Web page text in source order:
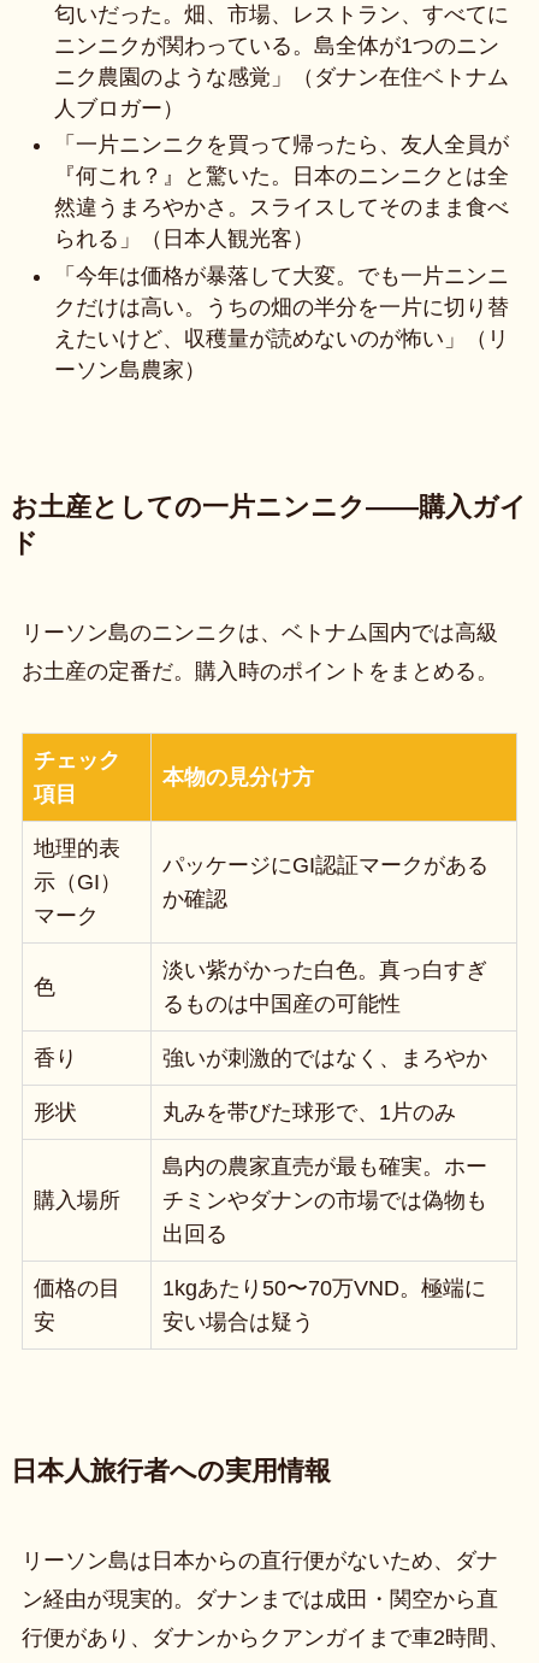
匂いだった。畑、市場、レストラン、すべてに
ニンニクが関わっている。島全体が1つのニン
ニク農園のような感覚」（ダナン在住ベトナム
人ブロガー）
「一片ニンニクを買って帰ったら、友人全員が
『何これ？』と驚いた。日本のニンニクとは全
然違うまろやかさ。スライスしてそのまま食べ
られる」（日本人観光客）
「今年は価格が暴落して大変。でも一片ニンニ
クだけは高い。うちの畑の半分を一片に切り替
えたいけど、収穫量が読めないのが怖い」（リ
ーソン島農家）
お土産としての一片ニンニク——購入ガイ
ド
リーソン島のニンニクは、ベトナム国内では高級
お土産の定番だ。購入時のポイントをまとめる。
チェック
項目
本物の見分け方
地理的表
示（GI）
マーク
パッケージにGI認証マークがある
か確認
色
淡い紫がかった白色。真っ白すぎ
るものは中国産の可能性
香り 強いが刺激的ではなく、まろやか
形状 丸みを帯びた球形で、1片のみ
購入場所
島内の農家直売が最も確実。ホー
チミンやダナンの市場では偽物も
出回る
価格の目
安
1kgあたり50〜70万VND。極端に
安い場合は疑う
日本人旅行者への実用情報
リーソン島は日本からの直行便がないため、ダナ
ン経由が現実的。ダナンまでは成田・関空から直
行便があり、ダナンからクアンガイまで車2時間、